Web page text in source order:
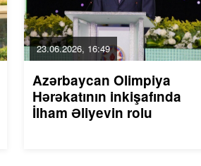
23.06.2026, 16:49
Azərbaycan Olimpiya
Hərəkatının inkişafında
İlham Əliyevin rolu